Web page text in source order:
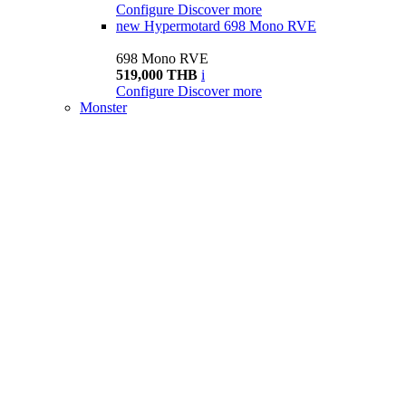
Configure Discover more
new Hypermotard 698 Mono RVE
698 Mono RVE
519,000 THB i
Configure Discover more
Monster